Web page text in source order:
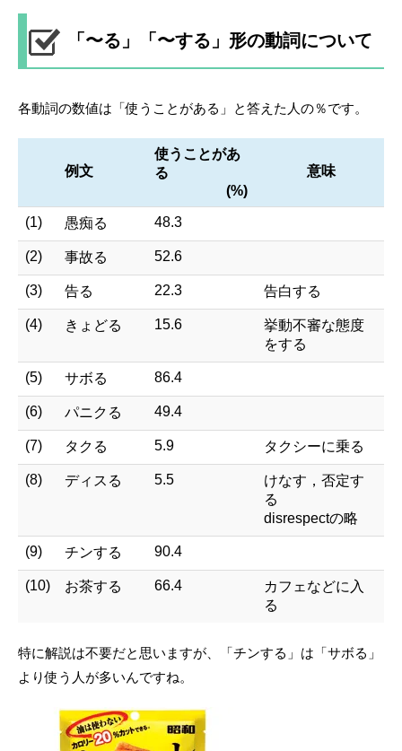
「〜る」「〜する」形の動詞について
各動詞の数値は「使うことがある」と答えた人の％です。
例文
使うことがあ
る
(%)
意味
(1) 愚痴る 48.3
(2) 事故る 52.6
(3) 告る 22.3 告白する
(4) きょどる 15.6
挙動不審な態度
をする
(5) サボる 86.4
(6) パニクる 49.4
(7) タクる 5.9 タクシーに乗る
(8) ディスる 5.5
けなす，否定す
る
disrespectの略
(9) チンする 90.4
(10) お茶する 66.4
カフェなどに入
る
特に解説は不要だと思いますが、「チンする」は「サボる」
より使う人が多いんですね。